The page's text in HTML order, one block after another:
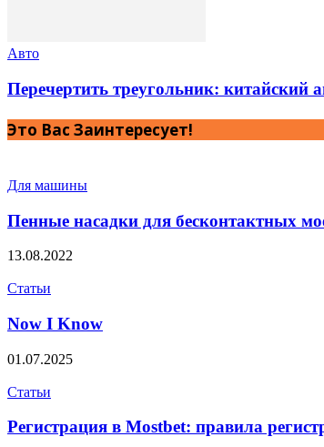
Авто
Перечертить треугольник: китайский
Это Вас Заинтересует!
Для машины
Пенные насадки для бесконтактных
13.08.2022
Статьи
Now I Know
01.07.2025
Статьи
Регистрация в Mostbet: правила